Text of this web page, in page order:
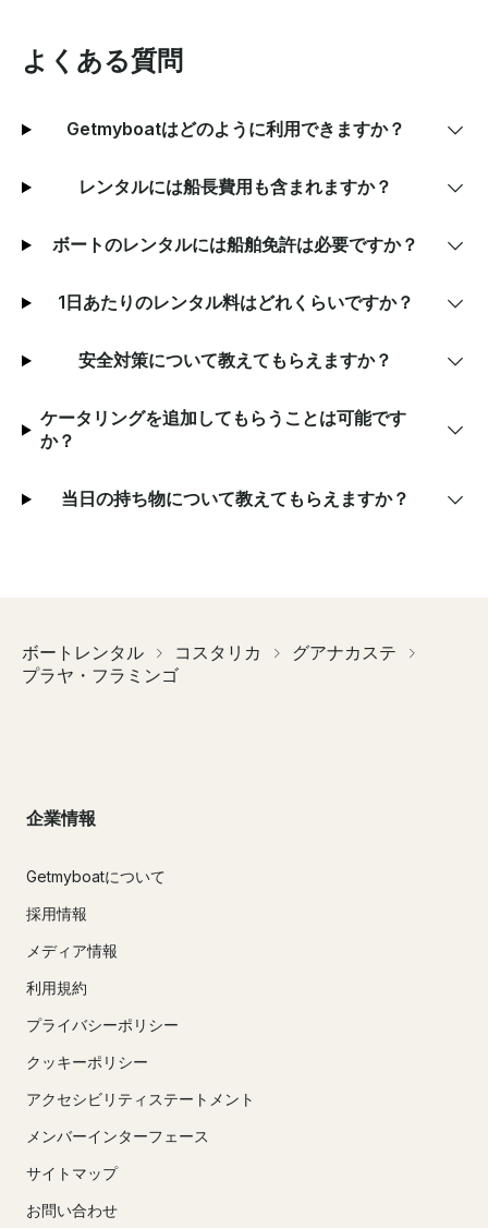
よくある質問
Getmyboatはどのように利用できますか？
レンタルには船長費用も含まれますか？
ボートのレンタルには船舶免許は必要ですか？
1日あたりのレンタル料はどれくらいですか？
安全対策について教えてもらえますか？
ケータリングを追加してもらうことは可能です
か？
当日の持ち物について教えてもらえますか？
ボートレンタル コスタリカ
グアナカステ
プラヤ・フラミンゴ
企業情報
Getmyboatについて
採用情報
メディア情報
利用規約
プライバシーポリシー
クッキーポリシー
アクセシビリティステートメント
メンバーインターフェース
サイトマップ
お問い合わせ